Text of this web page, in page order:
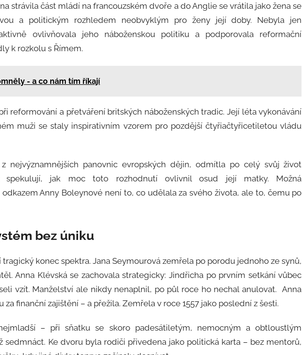
strávila část mládí na francouzském dvoře a do Anglie se vrátila jako žena se
a politickým rozhledem neobvyklým pro ženy její doby. Nebyla jen
ovlivňovala jeho náboženskou politiku a podporovala reformační
k rozkolu s Římem.
- a co nám tím říkají
reformování a přetváření britských náboženských tradic. Její léta vykonávání
muži se staly inspirativním vzorem pro pozdější čtyřiačtyřicetiletou vládu
nejvýznamnějších panovnic evropských dějin, odmítla po celý svůj život
spekulují, jak moc toto rozhodnutí ovlivnil osud její matky. Možná
Anny Boleynové není to, co udělala za svého života, ale to, čemu po
bez úniku
konec spektra. Jana Seymourová zemřela po porodu jednoho ze synů,
Anna Klévská se zachovala strategicky: Jindřicha po prvním setkání vůbec
vzít. Manželství ale nikdy nenaplnil, po půl roce ho nechal anulovat. Anna
finanční zajištění – a přežila. Zemřela v roce 1557 jako poslední z šesti.
– při sňatku se skoro padesátiletým, nemocným a obtloustlým
sedmnáct. Ke dvoru byla rodiči přivedena jako politická karta – bez mentorů,